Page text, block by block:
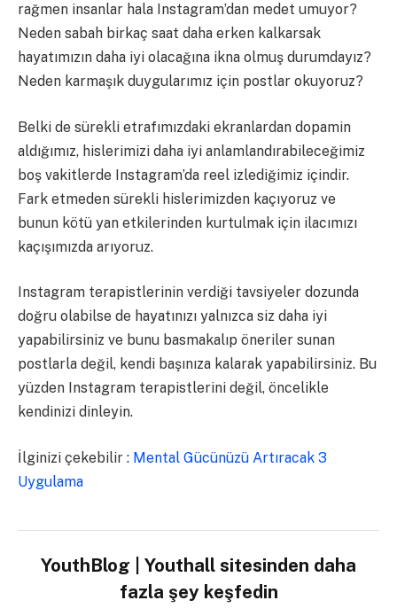
rağmen insanlar hala Instagram’dan medet umuyor?
Neden sabah birkaç saat daha erken kalkarsak
hayatımızın daha iyi olacağına ikna olmuş durumdayız?
Neden karmaşık duygularımız için postlar okuyoruz?
Belki de sürekli etrafımızdaki ekranlardan dopamin
aldığımız, hislerimizi daha iyi anlamlandırabileceğimiz
boş vakitlerde Instagram’da reel izlediğimiz içindir.
Fark etmeden sürekli hislerimizden kaçıyoruz ve
bunun kötü yan etkilerinden kurtulmak için ilacımızı
kaçışımızda arıyoruz.
Instagram terapistlerinin verdiği tavsiyeler dozunda
doğru olabilse de hayatınızı yalnızca siz daha iyi
yapabilirsiniz ve bunu basmakalıp öneriler sunan
postlarla değil, kendi başınıza kalarak yapabilirsiniz. Bu
yüzden Instagram terapistlerini değil, öncelikle
kendinizi dinleyin.
İlginizi çekebilir : Mental Gücünüzü Artıracak 3
Uygulama
YouthBlog | Youthall sitesinden daha
fazla şey keşfedin